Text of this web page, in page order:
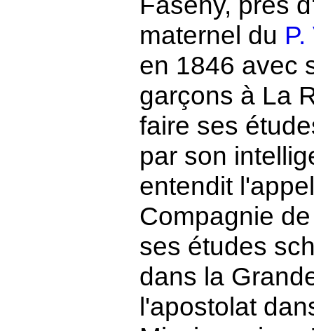
maternel du
en 1846 avec
garçons à La
faire ses
par son
entendit
Compagnie
ses études
dans la
l'apostolat